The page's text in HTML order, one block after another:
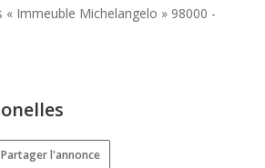
« Immeuble Michelangelo » 98000 -
Partager l'annonce